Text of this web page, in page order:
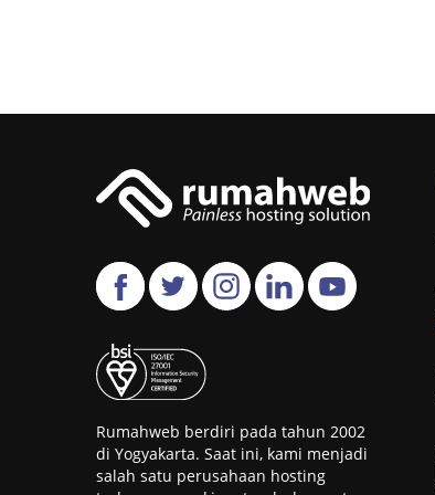
Rumahweb berdiri pada tahun 2002
di Yogyakarta. Saat ini, kami menjadi
salah satu perusahaan hosting